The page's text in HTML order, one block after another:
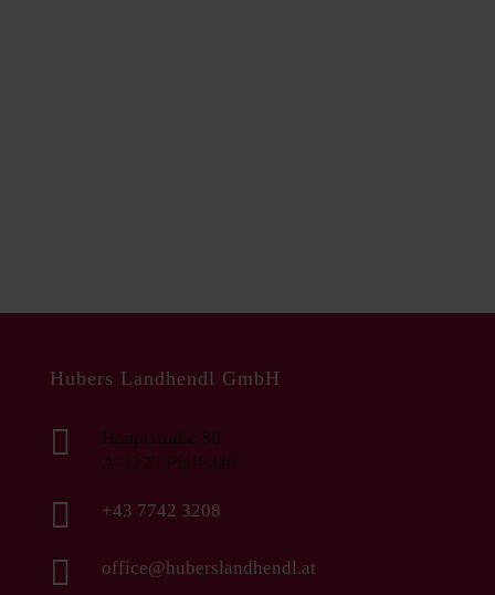
Hubers Landhendl GmbH

Hauptstraße 80
A-5223 Pfaffstätt
 +43 7742 3208
 office@huberslandhendl.at